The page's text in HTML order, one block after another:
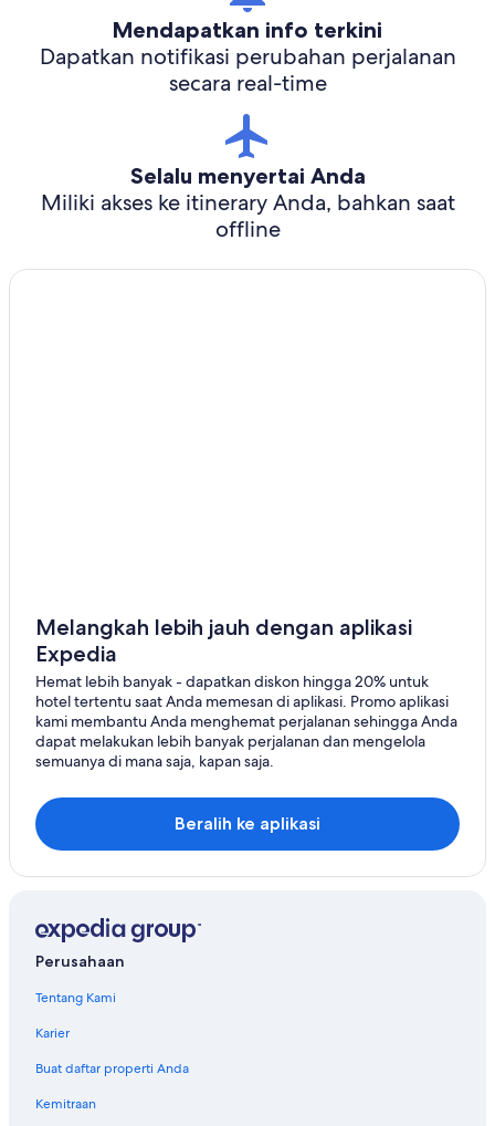
Mendapatkan info terkini
Dapatkan notifikasi perubahan perjalanan
secara real-time
Selalu menyertai Anda
Miliki akses ke itinerary Anda, bahkan saat
offline
Melangkah lebih jauh dengan aplikasi
Expedia
Hemat lebih banyak - dapatkan diskon hingga 20% untuk
hotel tertentu saat Anda memesan di aplikasi. Promo aplikasi
kami membantu Anda menghemat perjalanan sehingga Anda
dapat melakukan lebih banyak perjalanan dan mengelola
semuanya di mana saja, kapan saja.
Beralih ke aplikasi
Perusahaan
Tentang Kami
Karier
Buat daftar properti Anda
Kemitraan